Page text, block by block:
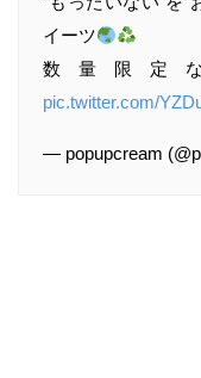
イーツ
数量限定
pic.twitter.com/
— popupcream